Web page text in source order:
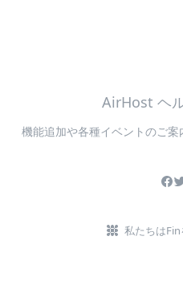
AirHost ヘ
機能追加や各種イベントのご案
私たちは